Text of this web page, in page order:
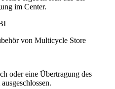
im Center.
von Multicycle Store
oder eine Übertragung des